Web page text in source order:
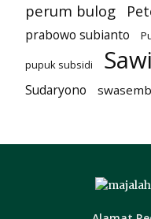
perum bulog
prabowo subianto
pupuk subsidi
Sudaryono